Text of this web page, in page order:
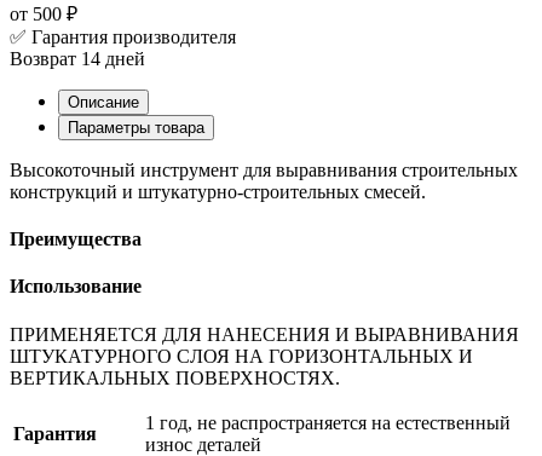
от 500 ₽
✅ Гарантия производителя
Возврат 14 дней
Описание
Параметры товара
Высокоточный инструмент для выравнивания строительных
конструкций и штукатурно-строительных смесей.
Преимущества
Использование
ПРИМЕНЯЕТСЯ ДЛЯ НАНЕСЕНИЯ И ВЫРАВНИВАНИЯ
ШТУКАТУРНОГО СЛОЯ НА ГОРИЗОНТАЛЬНЫХ И
ВЕРТИКАЛЬНЫХ ПОВЕРХНОСТЯХ.
Гарантия
1 год, не распространяется на естественный
износ деталей